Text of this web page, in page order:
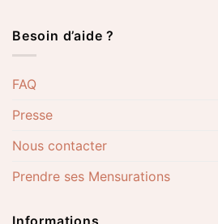
Besoin d’aide ?
FAQ
Presse
Nous contacter
Prendre ses Mensurations